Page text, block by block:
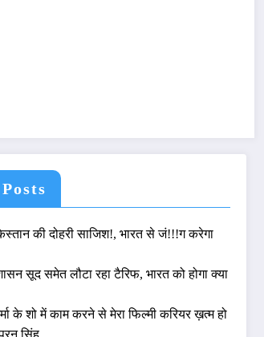
की दोहरी साजिश!, भारत से जं!!!ग करेगा
सूद समेत लौटा रहा टैरिफ, भारत को होगा क्या
के शो में काम करने से मेरा फिल्मी करियर ख़त्म हो
सिंह..